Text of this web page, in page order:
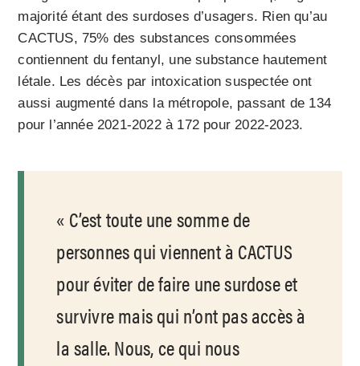
majorité étant des surdoses d’usagers. Rien qu’au
CACTUS, 75% des substances consommées
contiennent du fentanyl, une substance hautement
létale. Les décès par intoxication suspectée ont
aussi augmenté dans la métropole, passant de 134
pour l’année 2021-2022 à 172 pour 2022-2023.
C’est toute une somme de
personnes qui viennent à CACTUS
pour éviter de faire une surdose et
survivre mais qui n’ont pas accès à
la salle. Nous, ce qui nous